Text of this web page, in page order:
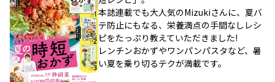
本誌連載でも大人気のMizukiさんに、夏バ
テ防止にもなる、栄養満点の手間なしレシ
ピをたっぷり教えていただきました!
レンチンおかずやワンパンパスタなど、暑
い夏を乗り切るテクが満載です。